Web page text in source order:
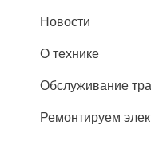
Новости
О технике
Обслуживание
Ремонтируем